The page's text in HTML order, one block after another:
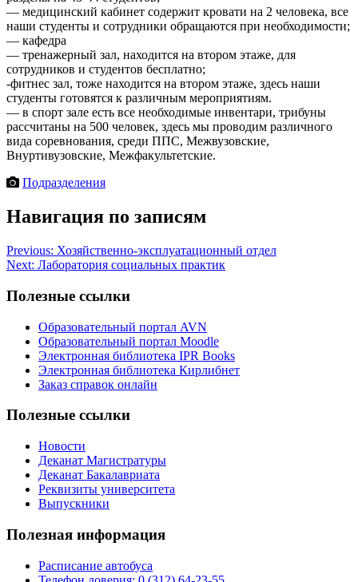
— медицинский кабинет содержит кровати на 2 человека, все
наши студенты и сотрудники обращаются при необходимости;
— кафедра
— тренажерный зал, находится на втором этаже, для
сотрудников и студентов бесплатно;
-фитнес зал, тоже находится на втором этаже, здесь наши
студенты готовятся к различным мероприятиям.
— в спорт зале есть все необходимые инвентари, трибуны
рассчитаны на 500 человек, здесь мы проводим различного
вида соревнования, среди ППС, Межвузовские,
Внуртивузовские, Межфакультетские.
Подразделения
Навигация по записям
Previous: Хозяйственно-эксплуатационный отдел
Next: Лаборатория социальных практик
Полезные ссылки
Образовательный портал AVN
Образовательный портал Moodle
Электронная библиотека IPR Books
Электронная библиотека Кирлибнет
Заказ справок онлайн
Полезные ссылки
Новости
Деканат Магистратуры
Деканат Бакалавриата
Реквизиты университета
Выпускники
Полезная информация
Расписание автобуса